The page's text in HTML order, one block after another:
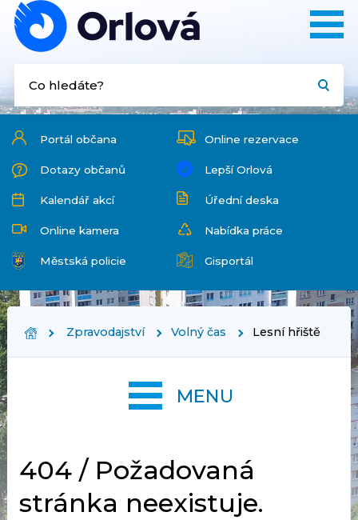
Portál občana Online rezervace
Dotazy občanů Lepší Orlová
Kalendář akcí Úřední deska
Online kamera Nabídka práce
Městská policie Gisportál
Zpravodajství Volný čas Lesní hřiště
404 / Požadovaná
stránka neexistuje.
MENU